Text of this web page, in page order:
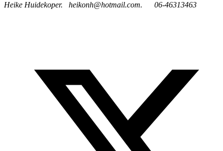
Heike Huidekoper. heikonh@hotmail.com. 06-46313463